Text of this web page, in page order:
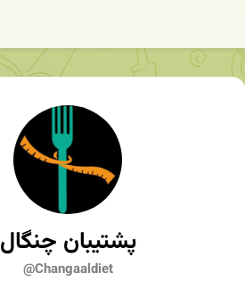
پشتیبان چنگال
@Changaaldiet